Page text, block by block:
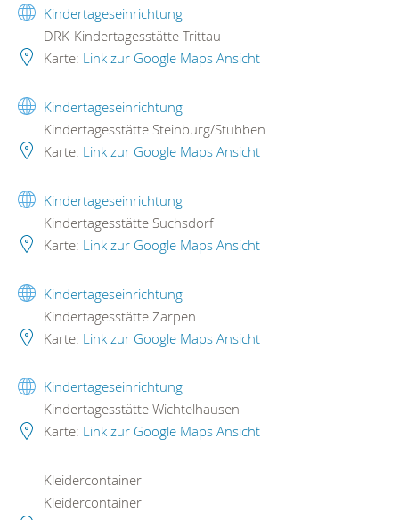
Kindertageseinrichtung
DRK-Kindertagesstätte Trittau
Karte: Link zur Google Maps Ansicht
Kindertageseinrichtung
Kindertagesstätte Steinburg/Stubben
Karte: Link zur Google Maps Ansicht
Kindertageseinrichtung
Kindertagesstätte Suchsdorf
Karte: Link zur Google Maps Ansicht
Kindertageseinrichtung
Kindertagesstätte Zarpen
Karte: Link zur Google Maps Ansicht
Kindertageseinrichtung
Kindertagesstätte Wichtelhausen
Karte: Link zur Google Maps Ansicht
Kleidercontainer
Kleidercontainer